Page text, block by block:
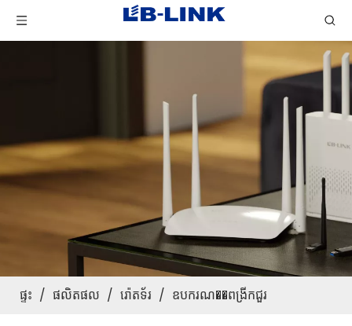
ផ្ទះ / ផលិតផល / រ៉ោតទ័រ / ឧបករណ��ពង្រីកជួរ